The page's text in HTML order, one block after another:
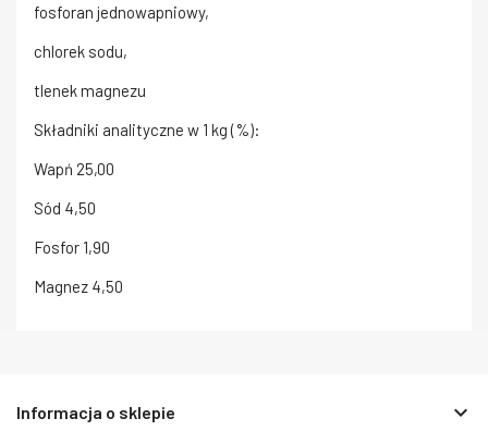
fosforan jednowapniowy,
chlorek sodu,
tlenek magnezu
Składniki analityczne w 1 kg (%):
Wapń 25,00
Sód 4,50
Fosfor 1,90
Magnez 4,50
Informacja o sklepie keyboard_arrow_down